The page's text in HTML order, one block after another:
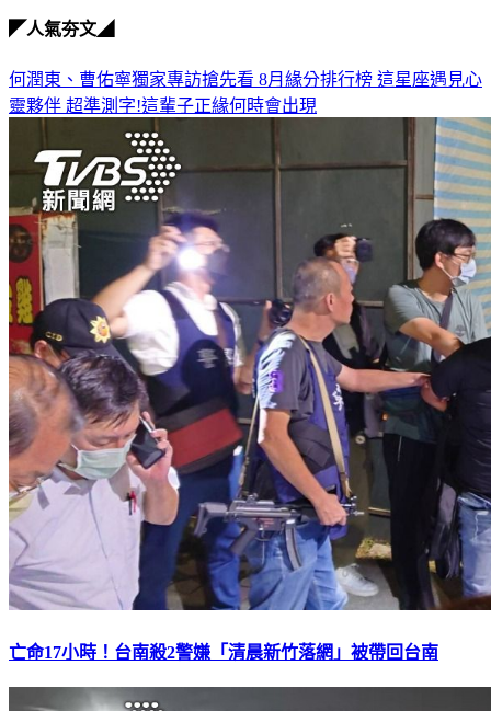
◤人氣夯文◢
何潤東、曹佑寧獨家專訪搶先看 8月緣分排行榜 這星座遇見心
靈夥伴 超準測字!這輩子正緣何時會出現
亡命17小時！台南殺2警嫌「清晨新竹落網」被帶回台南